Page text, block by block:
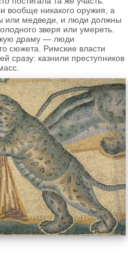
вообще никакого оружия, а
или медведи, и люди должны
зверя или умереть.
драму — люди
сюжета. Римские власти
сразу: казнили преступников